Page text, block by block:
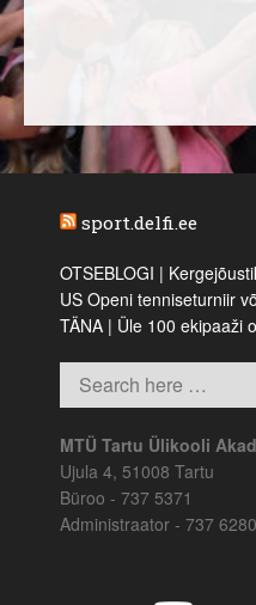
sport.delfi.ee
OTSEBLOGI |
US Openi tenniseturniir
TÄNA | Üle 100 ekipaaži
MTÜ Tartu Ülikooli
Ujula 4, 51008 Tartu
Büroo - 737 5371
Administraator - 737 6280